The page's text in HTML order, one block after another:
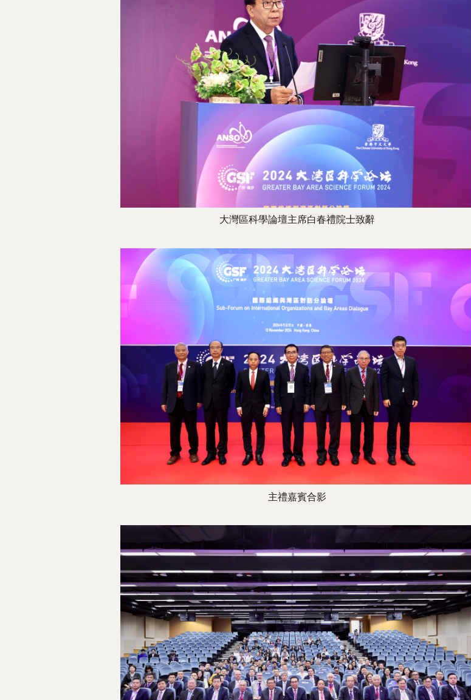
大灣區科學論壇主席白春禮院士致辭
主禮嘉賓合影